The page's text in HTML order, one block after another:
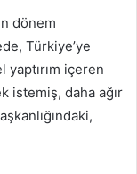
dönem
Türkiye’ye
içeren
istemiş, daha ağır